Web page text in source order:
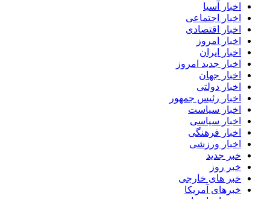
اخبار آسیا
اخبار اجتماعی
اخبار اقتصادی
اخبار امروز
اخبار ایران
اخبار جدید امروز
اخبار جهان
اخبار دولتی
اخبار رئیس جمهور
اخبار سیاست
اخبار سیاسی
اخبار فرهنگی
اخبار ورزشی
خبر جدید
خبر روز
خبر های خارجی
خبرهای آمریکا